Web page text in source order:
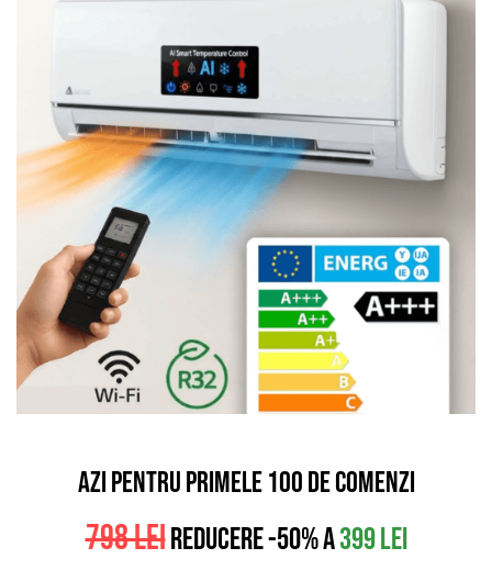
AZI PENTRU PRIMELE 100 DE COMENZI
798 leiREDUCERE -50% A399 lei